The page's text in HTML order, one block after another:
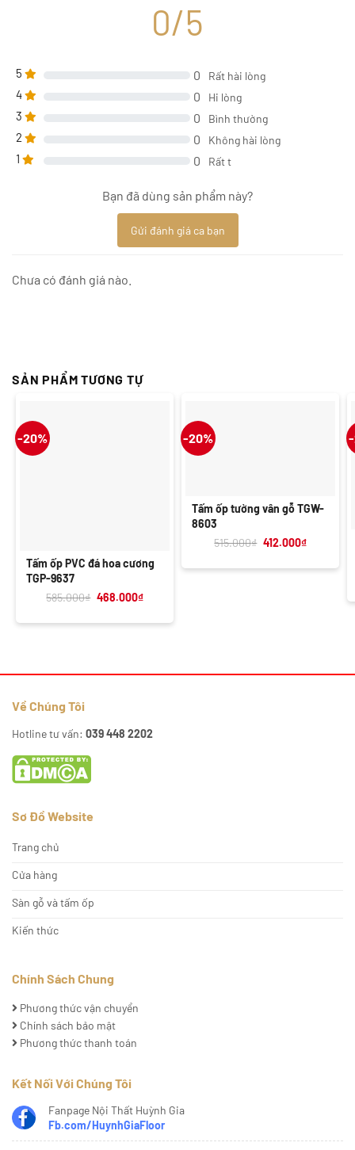
0/5
5 0 Rất hài lòng
4 0 Hi lòng
3 0 Bình thường
2 0 Không hài lòng
1 0 Rất t
Bạn đã dùng sản phẩm này?
Gửi đánh giá ca bạn
Chưa có đánh giá nào.
SẢN PHẨM TƯƠNG TỰ
-20%
Tấm ốp PVC đá hoa cương
TGP-9637
585.000₫ Giá
585.000₫.
468.000₫Giá
là:
-20%
Tấm ốp tường vân gỗ TGW-
8603
515.000₫ Giá
515.000₫.
412.000₫Giá
là:
Về Chúng Tôi
Hotline tư vấn: 039 448 2202
Sơ Đồ Website
Trang chủ
Cửa hàng
Sàn gỗ và tấm ốp
Kiến thức
Chính Sách Chung
Phương thức vận chuyển
Chính sách bảo mật
Phương thức thanh toán
Kết Nối Với Chúng Tôi
Fanpage Nội Thất Huỳnh Gia
Fb.com/HuynhGiaFloor